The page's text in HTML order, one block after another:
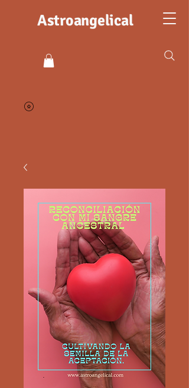
Astroangelical